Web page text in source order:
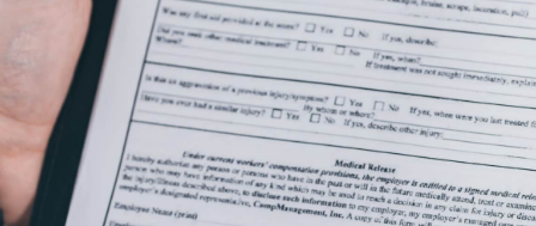
¿Su proceso de cobro al seguro es lento y
penoso? ¿Aún con dudas si el proceso es
efectivo? ¿Desea mejorar y agilizar su
proceso de pago? Consúltenos.
ENVIAR SU RECLAMO